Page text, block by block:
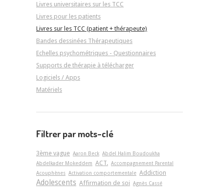
Livres universitaires sur les TCC
Livres pour les patients
Livres sur les TCC (patient + thérapeute)
Bandes dessinées Thérapeutiques
Echelles psychométriques - Questionnaires
Supports de thérapie à télécharger
Logiciels / Apps
Matériels
Filtrer par mots-clé
3ème vague Aaron Beck Abdel Halim Boudoukha
Abdelkader Mokeddem ACT. Accompagnement Parental
Acouphènes Activation comportementale Addiction
Adolescents Affirmation de soi Agnès Cassé